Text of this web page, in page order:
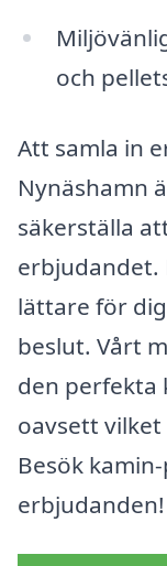
och
Att samla in
Nynäshamn
säkerställa
erbjudandet.
lättare för
beslut. Vårt
den perfekta
oavsett
Besök
erbjudanden!